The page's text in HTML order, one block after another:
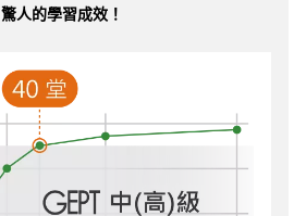
驚人的學習成效！